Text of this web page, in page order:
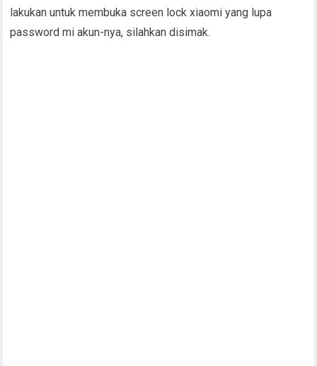
lakukan untuk membuka screen lock xiaomi yang lupa
password mi akun-nya, silahkan disimak.